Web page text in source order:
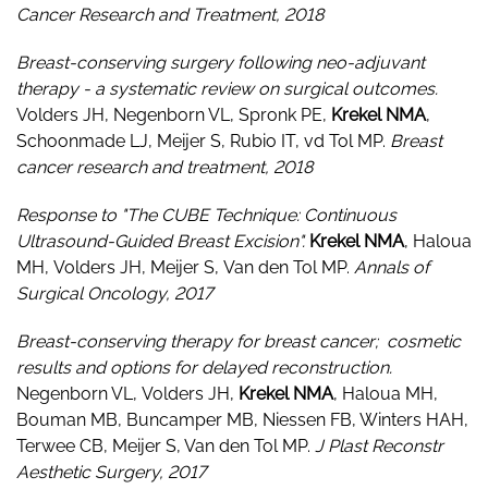
Cancer Research and Treatment, 2018
Breast-conserving surgery following neo-adjuvant
therapy - a systematic review on surgical outcomes.
Volders JH, Negenborn VL, Spronk PE, Krekel NMA,
Schoonmade LJ, Meijer S, Rubio IT, vd Tol MP. Breast
cancer research and treatment, 2018
Response to "The CUBE Technique: Continuous
Ultrasound-Guided Breast Excision". Krekel NMA, Haloua
MH, Volders JH, Meijer S, Van den Tol MP. Annals of
Surgical Oncology, 2017
Breast-conserving therapy for breast cancer; cosmetic
results and options for delayed reconstruction.
Negenborn VL, Volders JH, Krekel NMA, Haloua MH,
Bouman MB, Buncamper MB, Niessen FB, Winters HAH,
Terwee CB, Meijer S, Van den Tol MP. J Plast Reconstr
Aesthetic Surgery, 2017